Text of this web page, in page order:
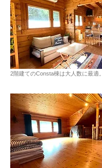
2階建てのConsta棟は大人数に最適。